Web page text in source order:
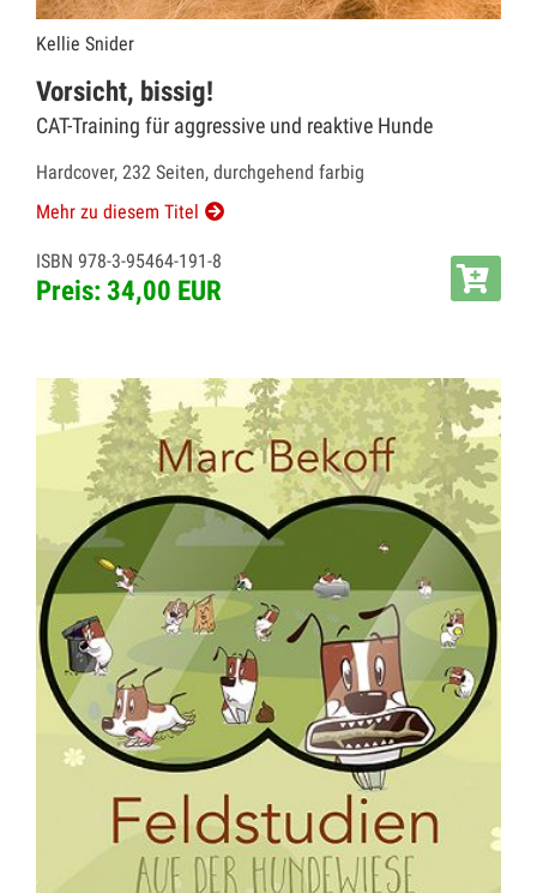
Kellie Snider
Vorsicht, bissig!
CAT-Training für aggressive und reaktive Hunde
Hardcover, 232 Seiten, durchgehend farbig
Mehr zu diesem Titel
ISBN 978-3-95464-191-8
Preis: 34,00 EUR